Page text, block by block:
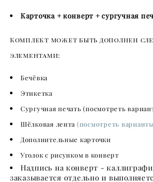
Карточка + конверт + сургучная
Комплект может быть дополнен
элементами:
Бечёвка
Этикетка
Сургучная печать (посмотреть
Шёлковая лента (посмотреть
Дополнительные карточки
Уголок с рисунком в конверт
Надпись на конверт -
заказывается отдельно и